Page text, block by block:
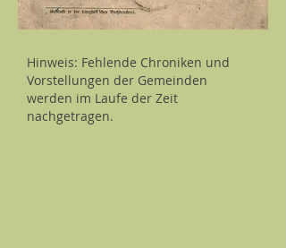
Hinweis: Fehlende Chroniken und
Vorstellungen der Gemeinden
werden im Laufe der Zeit
nachgetragen.